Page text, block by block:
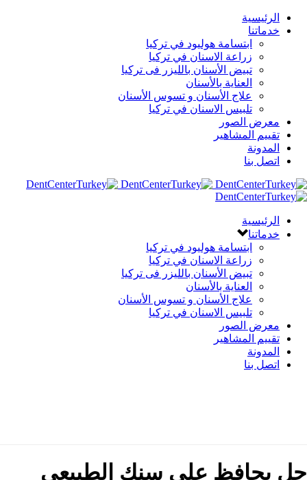
الرئيسية
خدماتنا
ابتسامة هوليود في تركيا
زراعة الاسنان في تركيا
تبيض الأسنان بالليزر فى تركيا
العناية بالأسنان
علاج الأسنان و تسوس الأسنان
تلبيس الاسنان في تركيا
معرض الصور
تقييم المشاهير
المدونة
اتصل بنا
الرئيسية
خدماتنا
ابتسامة هوليود في تركيا
زراعة الاسنان في تركيا
تبيض الأسنان بالليزر فى تركيا
العناية بالأسنان
علاج الأسنان و تسوس الأسنان
تلبيس الاسنان في تركيا
معرض الصور
تقييم المشاهير
المدونة
اتصل بنا
حل يحافظ على سنك الطبيعي